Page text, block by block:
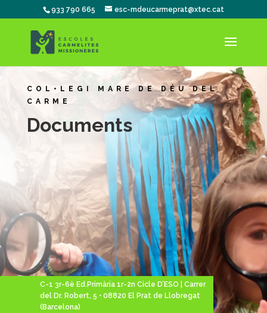
933 790 665 esc-mdeucarmeprat@xtec.cat
COL•LEGI MARE DE DÉU DEL
CARME
Documents
C-1 3r-6è Ed.Primària 1r-2n Cicle D’ESO | Carrer
del Dr. Robert, 5 • 08820 El Prat de Llobregat
(Barcelona)